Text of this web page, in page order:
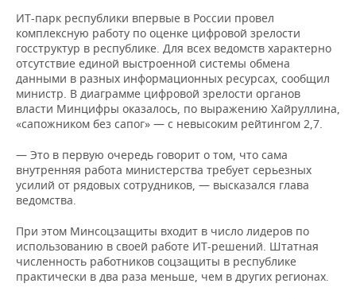
ИТ-парк республики впервые в России провел
комплексную работу по оценке цифровой зрелости
госструктур в республике. Для всех ведомств характерно
отсутствие единой выстроенной системы обмена
данными в разных информационных ресурсах, сообщил
министр. В диаграмме цифровой зрелости органов
власти Минцифры оказалось, по выражению Хайруллина,
«сапожником без сапог» — с невысоким рейтингом 2,7.
— Это в первую очередь говорит о том, что сама
внутренняя работа министерства требует серьезных
усилий от рядовых сотрудников, — высказался глава
ведомства.
При этом Минсоцзащиты входит в число лидеров по
использованию в своей работе ИТ-решений. Штатная
численность работников соцзащиты в республике
практически в два раза меньше, чем в других регионах.